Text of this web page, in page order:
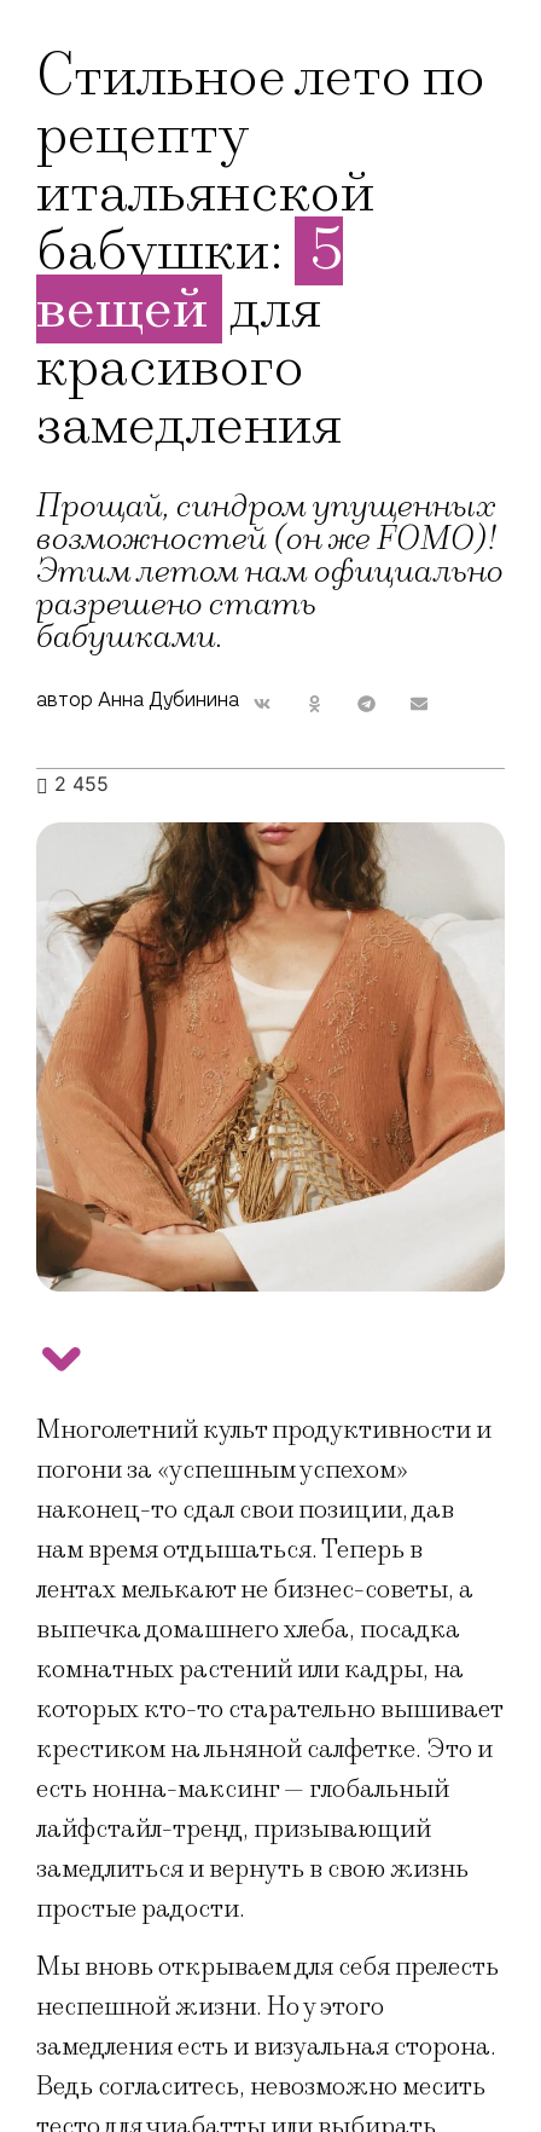
Стильное лето по
рецепту
итальянской
бабушки: 5
вещей для
красивого
замедления
Прощай, синдром упущенных
возможностей (он же FOMO)!
Этим летом нам официально
разрешено стать
бабушками.
автор Анна Дубинина
2 455
Многолетний культ продуктивности и
погони за «успешным успехом»
наконец-то сдал свои позиции, дав
нам время отдышаться. Теперь в
лентах мелькают не бизнес-советы, а
выпечка домашнего хлеба, посадка
комнатных растений или кадры, на
которых кто-то старательно вышивает
крестиком на льняной салфетке. Это и
есть нонна-максинг — глобальный
лайфстайл-тренд, призывающий
замедлиться и вернуть в свою жизнь
простые радости.
Мы вновь открываем для себя прелесть
неспешной жизни. Но у этого
замедления есть и визуальная сторона.
Ведь согласитесь, невозможно месить